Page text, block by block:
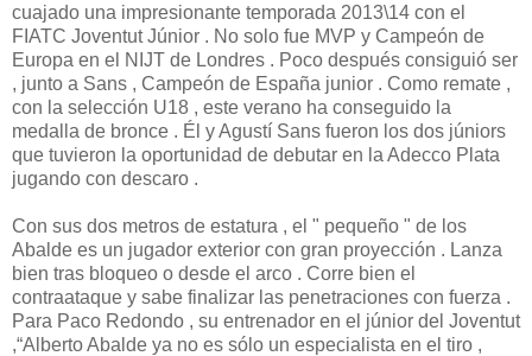
cuajado una impresionante temporada 2013\14 con el
FIATC Joventut Júnior . No solo fue MVP y Campeón de
Europa en el NIJT de Londres . Poco después consiguió ser
, junto a Sans , Campeón de España junior . Como remate ,
con la selección U18 , este verano ha conseguido la
medalla de bronce . Él y Agustí Sans fueron los dos júniors
que tuvieron la oportunidad de debutar en la Adecco Plata
jugando con descaro .
Con sus dos metros de estatura , el " pequeño " de los
Abalde es un jugador exterior con gran proyección . Lanza
bien tras bloqueo o desde el arco . Corre bien el
contraataque y sabe finalizar las penetraciones con fuerza .
Para Paco Redondo , su entrenador en el júnior del Joventut
,“Alberto Abalde ya no es sólo un especialista en el tiro ,